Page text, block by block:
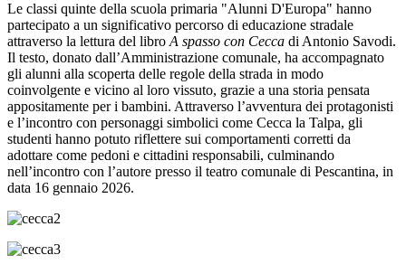
Le classi quinte della scuola primaria "Alunni D'Europa" hanno
partecipato a un significativo percorso di educazione stradale
attraverso la lettura del libro A spasso con Cecca di Antonio Savodi.
Il testo, donato dall’Amministrazione comunale, ha accompagnato
gli alunni alla scoperta delle regole della strada in modo
coinvolgente e vicino al loro vissuto, grazie a una storia pensata
appositamente per i bambini. Attraverso l’avventura dei protagonisti
e l’incontro con personaggi simbolici come Cecca la Talpa, gli
studenti hanno potuto riflettere sui comportamenti corretti da
adottare come pedoni e cittadini responsabili, culminando
nell’incontro con l’autore presso il teatro comunale di Pescantina, in
data 16 gennaio 2026.